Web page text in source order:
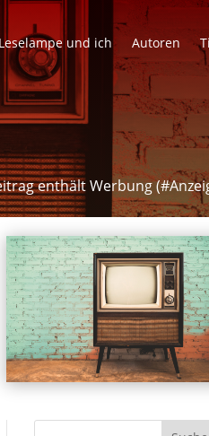
und ich Autoren
enthält Werbung